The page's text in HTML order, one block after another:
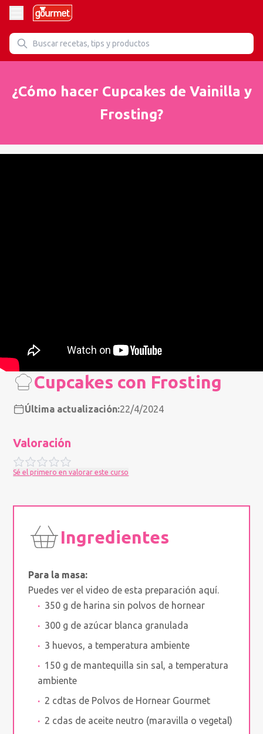
¿Cómo hacer Cupcakes de Vainilla y
Frosting?
Cupcakes con Frosting
Última actualización:22/4/2024
Valoración
Sé el primero en valorar este curso
Ingredientes
Para la masa:
Puedes ver el video de esta preparación aquí.
350 g de harina sin polvos de hornear
300 g de azúcar blanca granulada
3 huevos, a temperatura ambiente
150 g de mantequilla sin sal, a temperatura
ambiente
2 cdtas de Polvos de Hornear Gourmet
2 cdas de aceite neutro (maravilla o vegetal)